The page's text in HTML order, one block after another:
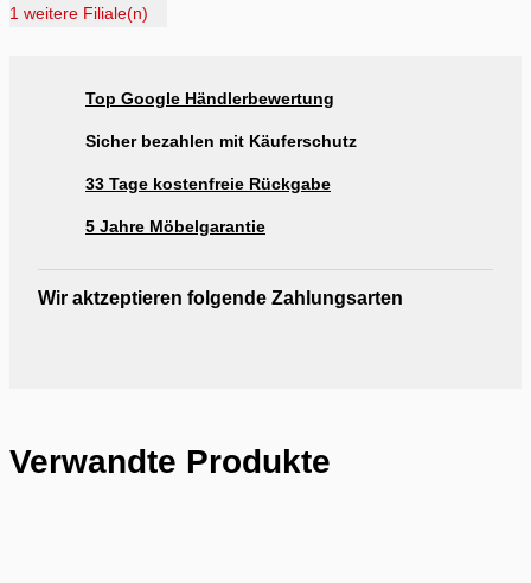
Ausstellung Rogg Discount Balingen
Ausstellung Möbel Rogg Reutlingen
1 weitere Filiale(n)
Top Google Händlerbewertung
Sicher bezahlen mit Käuferschutz
33 Tage kostenfreie Rückgabe
5 Jahre Möbelgarantie
Wir aktzeptieren folgende Zahlungsarten
Verwandte Produkte